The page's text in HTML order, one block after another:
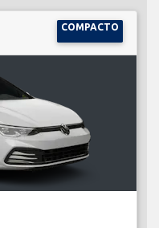
COMPACTO